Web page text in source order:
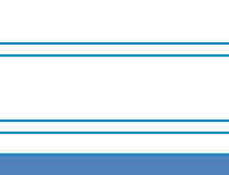
1)